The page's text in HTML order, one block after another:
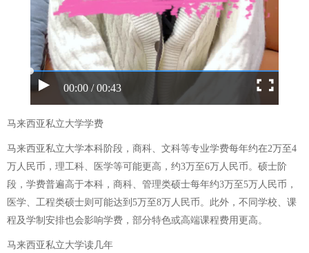
00:00 / 00:43
马来西亚私立大学学费
马来西亚私立大学本科阶段，商科、文科等专业学费每年约在2万至4
万人民币，理工科、医学等可能更高，约3万至6万人民币。硕士阶
段，学费普遍高于本科，商科、管理类硕士每年约3万至5万人民币，
医学、工程类硕士则可能达到5万至8万人民币。此外，不同学校、课
程及学制安排也会影响学费，部分特色或高端课程费用更高。
马来西亚私立大学读几年